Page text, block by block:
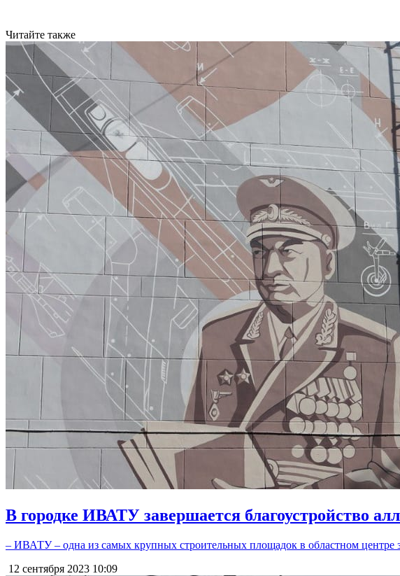
Читайте также
В городке ИВАТУ завершается благоустройство
– ИВАТУ – одна из самых крупных строительных площадок в областном центре
12 сентября 2023 10:09